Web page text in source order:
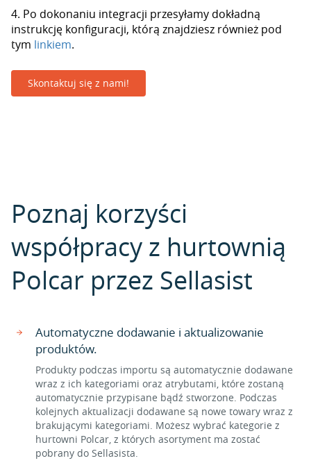
4. Po dokonaniu integracji przesyłamy dokładną
instrukcję konfiguracji, którą znajdziesz również pod
tym linkiem.
Skontaktuj się z nami!
Poznaj korzyści
współpracy z hurtownią
Polcar przez Sellasist
Automatyczne dodawanie i aktualizowanie
produktów.
Produkty podczas importu są automatycznie dodawane
wraz z ich kategoriami oraz atrybutami, które zostaną
automatycznie przypisane bądź stworzone. Podczas
kolejnych aktualizacji dodawane są nowe towary wraz z
brakującymi kategoriami. Możesz wybrać kategorie z
hurtowni Polcar, z których asortyment ma zostać
pobrany do Sellasista.